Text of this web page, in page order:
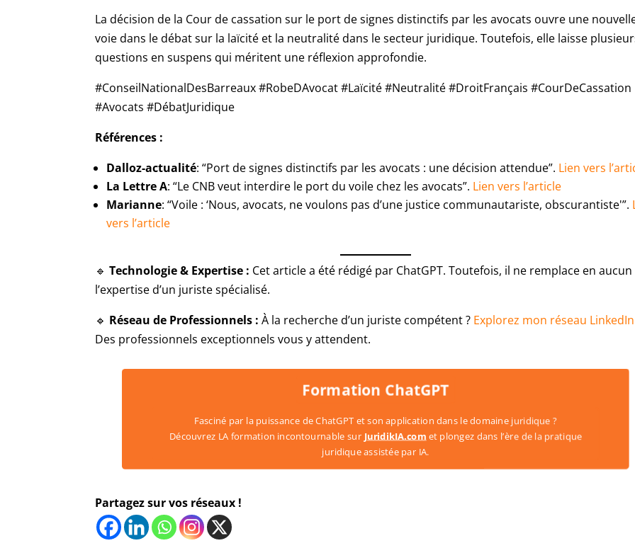
La décision de la Cour de cassation sur le port de signes distinctifs par les avocats ouvre une
voie dans le débat sur la laïcité et la neutralité dans le secteur juridique. Toutefois, elle laisse
questions en suspens qui méritent une réflexion approfondie.
#ConseilNationalDesBarreaux #RobeDAvocat #Laïcité #Neutralité #DroitFrançais #CourDeCassation
#Avocats #DébatJuridique
Références :
Dalloz-actualité: “Port de signes distinctifs par les avocats : une décision attendue”. Lien vers
La Lettre A: “Le CNB veut interdire le port du voile chez les avocats”. Lien vers l’article
Marianne: “Voile : ‘Nous, avocats, ne voulons pas d’une justice communautariste, obscurantiste'”.
vers l’article
🔹Technologie & Expertise : Cet article a été rédigé par ChatGPT. Toutefois, il ne remplace en aucun
l’expertise d’un juriste spécialisé.
🔹 Réseau de Professionnels : À la recherche d’un juriste compétent ? Explorez mon réseau LinkedIn
Des professionnels exceptionnels vous y attendent.
Formation ChatGPT
Fasciné par la puissance de ChatGPT et son application dans le domaine juridique ?
Découvrez LA formation incontournable surJuridikIA.comet plongez dans l’ère de la pratique
juridique assistée par IA.
Partagez sur vos réseaux !